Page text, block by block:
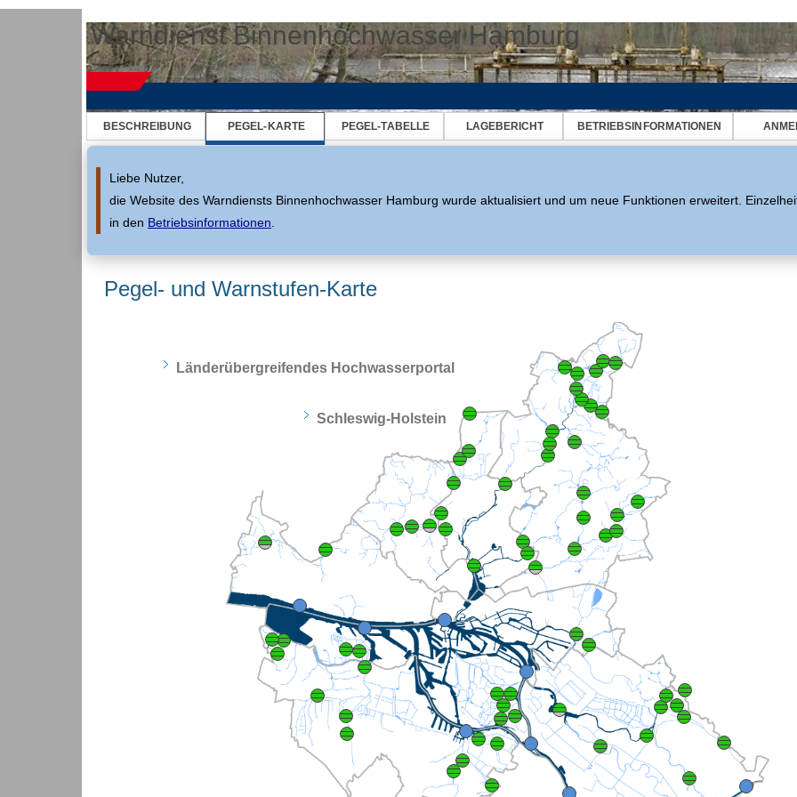
Springe zur Navigation
Springe zum Inhalt
Warndienst Binnenhochwasser Hamburg
BESCHREIBUNG PEGEL-KARTE PEGEL-TABELLE LAGEBERICHT BETRIEBSINFORMATIONEN
Liebe Nutzer,
die Website des Warndiensts Binnenhochwasser Hamburg wurde aktualisiert und um neue Funktionen erweitert.
in den Betriebsinformationen
Pegel- und Warnstufen-Karte
Länderübergreifendes Hochwasserportal
Schleswig-Holstein